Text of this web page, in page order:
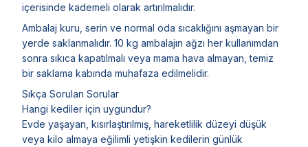
içerisinde kademeli olarak artırılmalıdır.
Ambalaj kuru, serin ve normal oda sıcaklığını aşmayan bir
yerde saklanmalıdır. 10 kg ambalajın ağzı her kullanımdan
sonra sıkıca kapatılmalı veya mama hava almayan, temiz
bir saklama kabında muhafaza edilmelidir.
Sıkça Sorulan Sorular
Hangi kediler için uygundur?
Evde yaşayan, kısırlaştırılmış, hareketlilik düzeyi düşük
veya kilo almaya eğilimli yetişkin kedilerin günlük